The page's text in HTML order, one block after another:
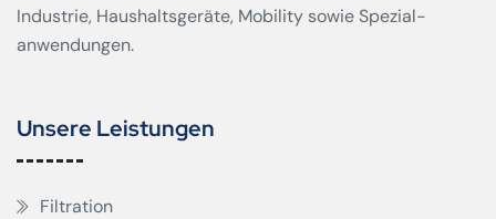
Industrie, Haushaltsgeräte, Mobility sowie Spezial­
anwendungen.
Unsere Leistungen
Filtration